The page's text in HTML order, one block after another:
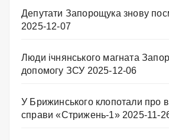
Депутати Запорощука знову
2025-12-07
Люди ічнянського магната
допомогу ЗСУ 2025-12-06
У Брижинського клопотали про
справи «Стрижень-1» 2025-11-